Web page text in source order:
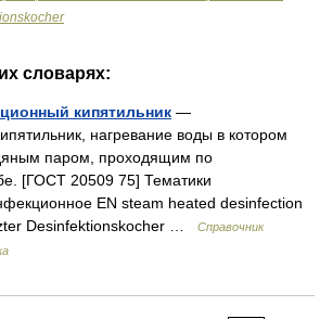
словарях:
кипятильник —
нагревание воды в котором
паром, проходящим по
[ГОСТ 20509 75] Тематики
EN steam heated desinfection
Desinfektionskocher …
Справочник